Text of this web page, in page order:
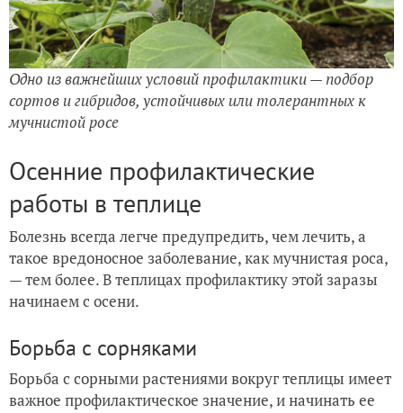
Одно из важнейших условий профилактики — подбор
сортов и гибридов, устойчивых или толерантных к
мучнистой росе
Осенние профилактические
работы в теплице
Болезнь всегда легче предупредить, чем лечить, а
такое вредоносное заболевание, как мучнистая роса,
— тем более. В теплицах профилактику этой заразы
начинаем с осени.
Борьба с сорняками
Борьба с сорными растениями вокруг теплицы имеет
важное профилактическое значение, и начинать ее